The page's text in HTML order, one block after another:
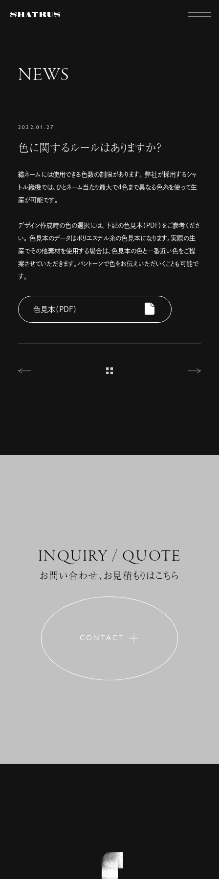
NEWS
2022.01.27
色に関するルールはありますか？
織ネームには使用できる色数の制限があります。 弊社が採用するシャ
トル織機では、ひとネーム当たり最大で4色まで異なる色糸を使って生
産が可能です。
デザイン作成時の色の選択には、下記の色見本（PDF）をご参考くださ
い。 色見本のデータはポリエステル糸の色見本になります。実際の生
産でその他素材を使用する場合は、色見本の色と一番近い色をご提
案させていただきます。パントーンで色をお伝えいただいくことも可能で
す。
色見本（PDF）
INQUIRY / QUOTE
お問い合わせ、お見積もりはこちら
CONTACT +